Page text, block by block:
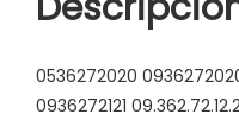
0536272020
0936272121